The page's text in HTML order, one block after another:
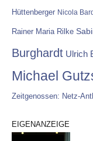
Hüttenberger Nicola
Rainer Maria Rilke
Burghardt Ulrich
Michael
Zeitgenossen: Netz-
EIGENANZEIGE